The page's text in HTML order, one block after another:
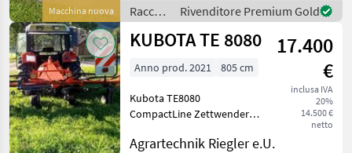
Macchina nuova
Wartungsarme Fettgetriebe
- nur e
Raccolta
mangimi
/
Rivenditore Premium Gold
KUBOTA TE 8080
17.400
€
inclusa IVA
20%
14.500 €
netto
Anno prod. 2021 805 cm
Kubota TE8080
CompactLine Zettwender -
Kreisel, je 5 Zinkenarme -
Agrartechnik Riegler e.U.